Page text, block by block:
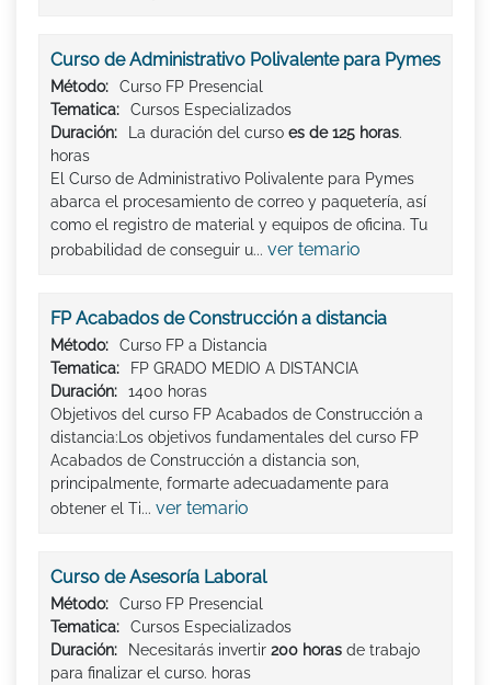
Curso de Administrativo Polivalente para Pymes
Método:
Curso FP Presencial
Tematica:
Cursos Especializados
Duración:
La duración del curso es de 125 horas.
horas
El Curso de Administrativo Polivalente para Pymes
abarca el procesamiento de correo y paquetería, así
como el registro de material y equipos de oficina. Tu
probabilidad de conseguir u... ver temario
FP Acabados de Construcción a distancia
Método:
Curso FP a Distancia
Tematica:
FP GRADO MEDIO A DISTANCIA
Duración:
1400 horas
Objetivos del curso FP Acabados de Construcción a
distancia:Los objetivos fundamentales del curso FP
Acabados de Construcción a distancia son,
principalmente, formarte adecuadamente para
obtener el Ti... ver temario
Curso de Asesoría Laboral
Método:
Curso FP Presencial
Tematica:
Cursos Especializados
Duración:
Necesitarás invertir 200 horas de trabajo
para finalizar el curso. horas